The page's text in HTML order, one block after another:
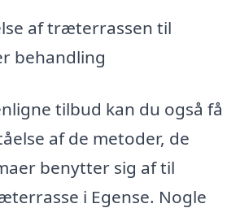
af træterrassen til
behandling
tilbud kan du også få
af de metoder, de
benytter sig af til
i Egense. Nogle